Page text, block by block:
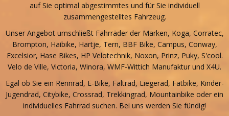
auf Sie optimal abgestimmtes und für Sie individuell
zusammengestelltes Fahrzeug.
Unser Angebot umschließt Fahrräder der Marken, Koga, Corratec,
Brompton, Haibike, Hartje, Tern, BBF Bike, Campus, Conway,
Excelsior, Hase Bikes, HP Velotechnik, Noxon, Prinz, Puky, S'cool.
Velo de Ville, Victoria, Winora, WMF-Wittich Manufaktur und X4U.
Egal ob Sie ein Rennrad, E-Bike, Faltrad, Liegerad, Fatbike, Kinder-
Jugendrad, Citybike, Crossrad, Trekkingrad, Mountainbike oder ein
individuelles Fahrrad suchen. Bei uns werden Sie fündig!